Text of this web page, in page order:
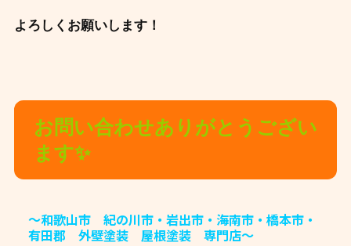
よろしくお願いします！
お問い合わせありがとうござい
ます✨
～和歌山市 紀の川市・岩出市・海南市・橋本市・
有田郡 外壁塗装 屋根塗装 専門店～